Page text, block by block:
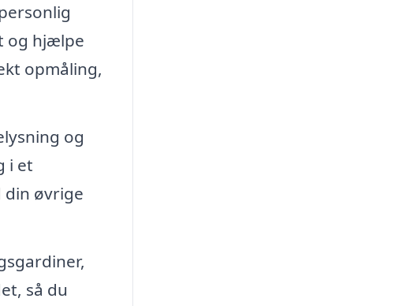
og hjælpe
opmåling,
og
i et
øvrige
så du